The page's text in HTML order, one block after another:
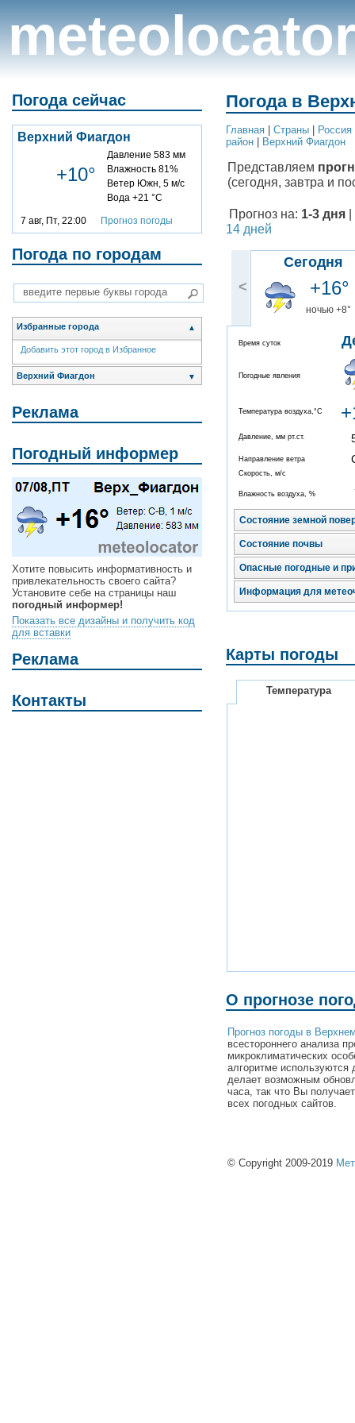
meteolocator
Погода сейчас
Верхний Фиагдон
+10°
Давление 583 мм
Влажность 81%
Ветер Южн, 5 м/с
Вода +21 °C
7 авг, Пт, 22:00 Прогноз погоды
Погода по городам
Избранные города ▲
Добавить этот город в Избранное
Верхний Фиагдон ▼
Реклама
Погодный информер
Хотите повысить информативность и
привлекательность своего сайта?
Установите себе на страницы наш
погодный информер!
Показать все дизайны и получить код
для вставки
Реклама
Контакты
Погода в
Главная Cтраны Россия
район
Верхний Фиагдон
Представляем
(сегодня, завтра и
Прогноз на: 1-3 дня
14 дней
<
Сегодня
+16°
ночью +8°
Время суток
Погодные явления
Температура воздуха,°C
Давление, мм рт.ст.
Направление ветра
Скорость, м/с
Влажность воздуха, %
Состояние земной
Состояние почвы
Опасные погодные и
Информация для
Карты погоды
Температура
О прогнозе
Прогноз погоды в
всестороннего анализа
микроклиматических
алгоритме
делает возможным
часа, так что Вы
всех погодных сайтов.
© Copyright 2009-2019